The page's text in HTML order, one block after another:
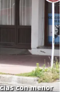
con menor